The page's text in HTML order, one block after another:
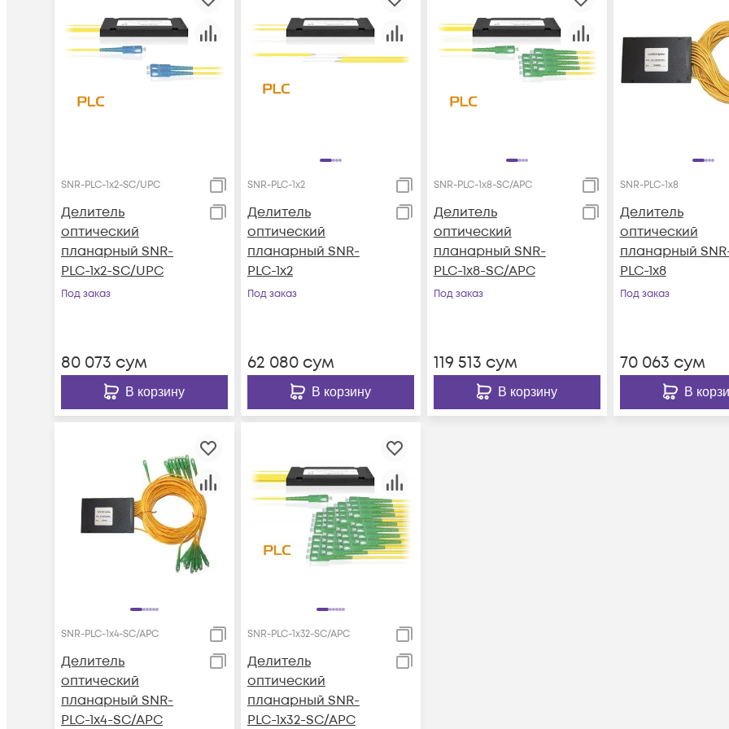
SNR-PLC-1x2-SC/UPC
Делитель
оптический
планарный SNR-
PLC-1x2-SC/UPC
Под заказ
80 073 сум
В корзину
SNR-PLC-1x2
Делитель
оптический
планарный SNR-
PLC-1x2
Под заказ
62 080сум
В корзину
SNR-PLC-1x8-SC/APC
Делитель
оптический
планарный SNR-
PLC-1x8-SC/APC
Под заказ
119 513 сум
В корзину
SNR-PLC-1x8
Делитель
оптический
планарный
PLC-1x8
Под заказ
70 063 сум
В
SNR-PLC-1x4-SC/APC
Делитель
оптический
планарный SNR-
PLC-1x4-SC/APC
SNR-PLC-1x32-SC/APC
Делитель
оптический
планарный SNR-
PLC-1x32-SC/APC